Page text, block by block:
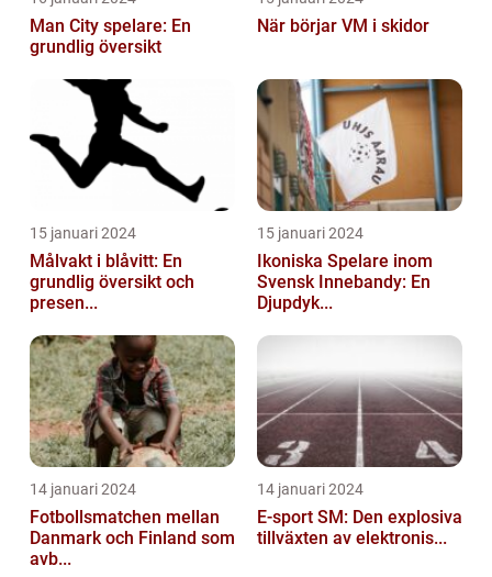
Man City spelare: En
grundlig översikt
När börjar VM i skidor
15 januari 2024
Målvakt i blåvitt: En
grundlig översikt och
presen...
15 januari 2024
Ikoniska Spelare inom
Svensk Innebandy: En
Djupdyk...
14 januari 2024
Fotbollsmatchen mellan
Danmark och Finland som
avb...
14 januari 2024
E-sport SM: Den explosiva
tillväxten av elektronis...